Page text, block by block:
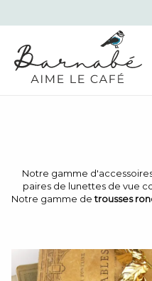
Notre gamme
paires de lunettes de vue
Notre gamme detrousses